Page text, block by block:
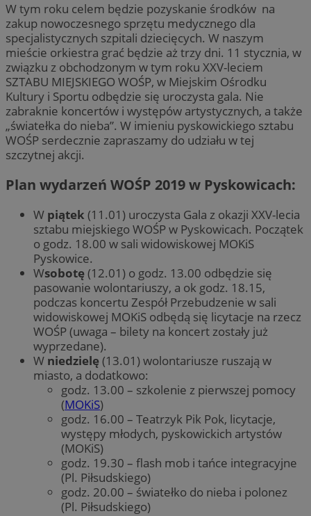
W tym roku celem będzie pozyskanie środków na
zakup nowoczesnego sprzętu medycznego dla
specjalistycznych szpitali dziecięcych. W naszym
mieście orkiestra grać będzie aż trzy dni. 11 stycznia, w
związku z obchodzonym w tym roku XXV-leciem
SZTABU MIEJSKIEGO WOŚP, w Miejskim Ośrodku
Kultury i Sportu odbędzie się uroczysta gala. Nie
zabraknie koncertów i występów artystycznych, a także
„światełka do nieba”. W imieniu pyskowickiego sztabu
WOŚP serdecznie zapraszamy do udziału w tej
szczytnej akcji.
Plan wydarzeń WOŚP 2019 w Pyskowicach:
W piątek (11.01) uroczysta Gala z okazji XXV-lecia
sztabu miejskiego WOŚP w Pyskowicach. Początek
o godz. 18.00 w sali widowiskowej MOKiS
Pyskowice.
Wsobotę(12.01) o godz. 13.00 odbędzie się
pasowanie wolontariuszy, a ok godz. 18.15,
podczas koncertu Zespół Przebudzenie w sali
widowiskowej MOKiS odbędą się licytacje na rzecz
WOŚP (uwaga – bilety na koncert zostały już
wyprzedane).
W niedzielę(13.01) wolontariusze ruszają w
miasto, a dodatkowo:
godz. 13.00 – szkolenie z pierwszej pomocy
(MOKiS)
godz. 16.00 – Teatrzyk Pik Pok, licytacje,
występy młodych, pyskowickich artystów
(MOKiS)
godz. 19.30 – flash mob i tańce integracyjne
(Pl. Piłsudskiego)
godz. 20.00 – światełko do nieba i polonez
(Pl. Piłsudskiego)